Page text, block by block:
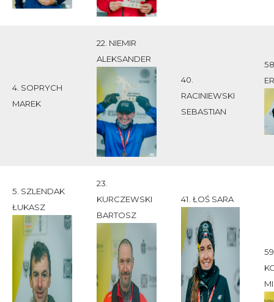
4. SOPRYCH
MAREK
22. NIEMIR
ALEKSANDER
40.
RACINIEWSKI
SEBASTIAN
5. SZLENDAK
ŁUKASZ
23.
KURCZEWSKI
BARTOSZ
41. ŁOŚ SARA